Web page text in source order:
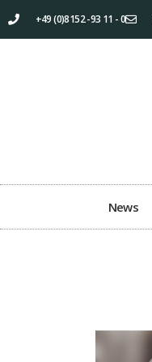
+49 (0)8152 -93 11 - 0
News